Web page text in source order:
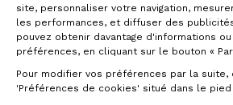
site, personnaliser votre navigation,
les performances, et diffuser des
pouvez obtenir davantage d'informations
préférences, en cliquant sur le bouton «
Pour modifier vos préférences par la suite,
'Préférences de cookies' situé dans le pied
© Origine Cycles